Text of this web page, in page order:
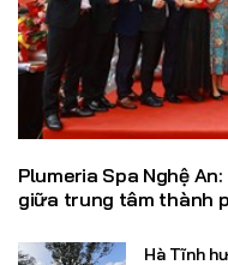
Plumeria Spa Nghệ
giữa trung tâm thành
Hà Tĩnh